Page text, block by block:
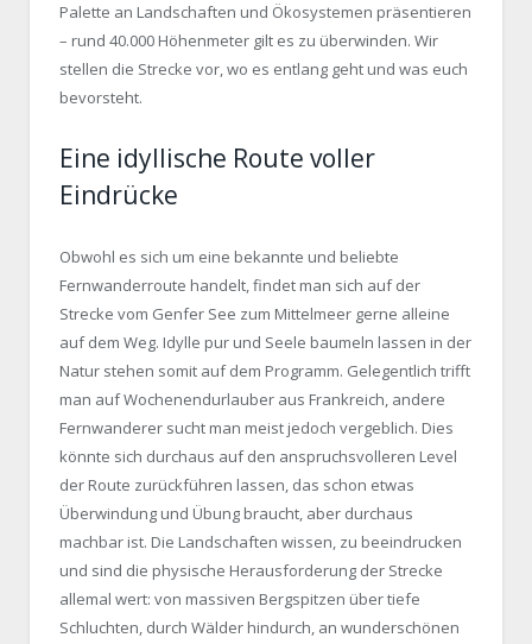
Palette an Landschaften und Ökosystemen präsentieren
– rund 40.000 Höhenmeter gilt es zu überwinden. Wir
stellen die Strecke vor, wo es entlang geht und was euch
bevorsteht.
Eine idyllische Route voller
Eindrücke
Obwohl es sich um eine bekannte und beliebte
Fernwanderroute handelt, findet man sich auf der
Strecke vom Genfer See zum Mittelmeer gerne alleine
auf dem Weg. Idylle pur und Seele baumeln lassen in der
Natur stehen somit auf dem Programm. Gelegentlich trifft
man auf Wochenendurlauber aus Frankreich, andere
Fernwanderer sucht man meist jedoch vergeblich. Dies
könnte sich durchaus auf den anspruchsvolleren Level
der Route zurückführen lassen, das schon etwas
Überwindung und Übung braucht, aber durchaus
machbar ist. Die Landschaften wissen, zu beeindrucken
und sind die physische Herausforderung der Strecke
allemal wert: von massiven Bergspitzen über tiefe
Schluchten, durch Wälder hindurch, an wunderschönen